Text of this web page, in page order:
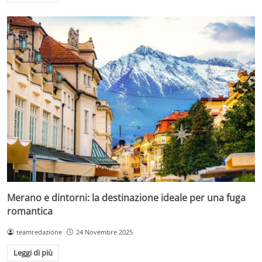
Merano e dintorni: la destinazione ideale per una fuga
romantica
teamredazione 24 Novembre 2025
Leggi di più